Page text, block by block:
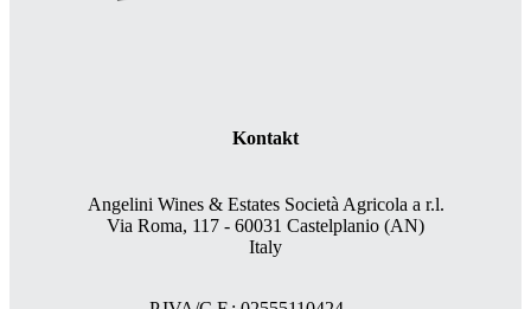
Kontakt
Angelini Wines & Estates Società Agricola a r.l.
Via Roma, 117 - 60031 Castelplanio (AN)
Italy